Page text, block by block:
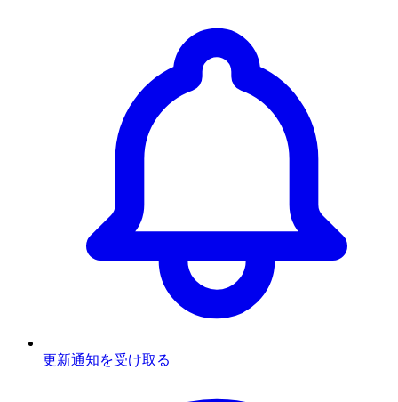
更新通知を受け取る